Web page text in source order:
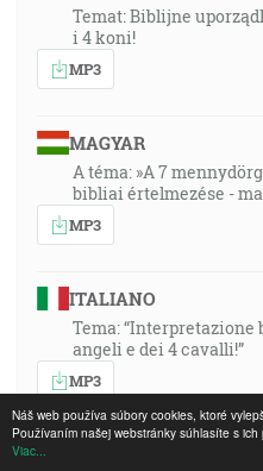
Náš web používa súbory cookies, ktoré
Používaním našej webstránky súhlasíte s ich
Viac...
Temat: Biblijne
i 4 koni!
MP3
MAGYAR
A téma: »A 7
bibliai értelmezése -
MP3
ITALIANO
Tema:
angeli e dei 4 cavalli!”
MP3